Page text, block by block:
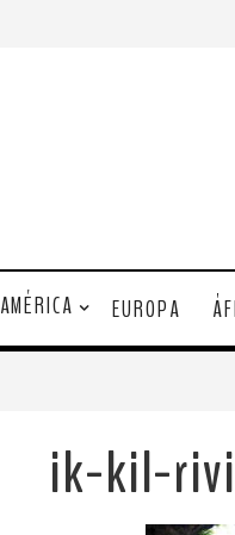
AMÉRICA EUROPA
ik-kil-